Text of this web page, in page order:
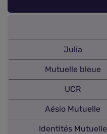
Julia
Mutuelle bleue
UCR
Aésio Mutuelle
Identités Mutuelle